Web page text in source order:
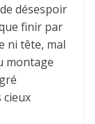
désespoir
finir par
ni tête, mal
montage
cieux